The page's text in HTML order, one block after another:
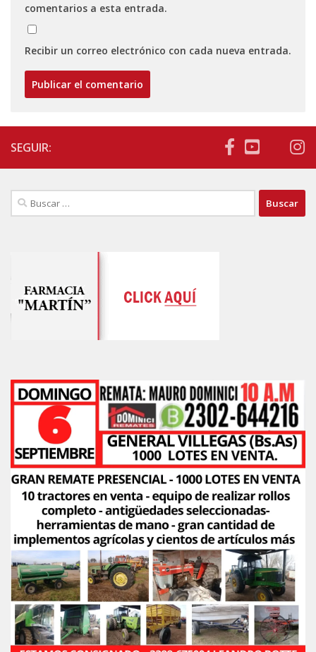
comentarios a esta entrada.
Recibir un correo electrónico con cada nueva entrada.
SEGUIR:
Buscar: